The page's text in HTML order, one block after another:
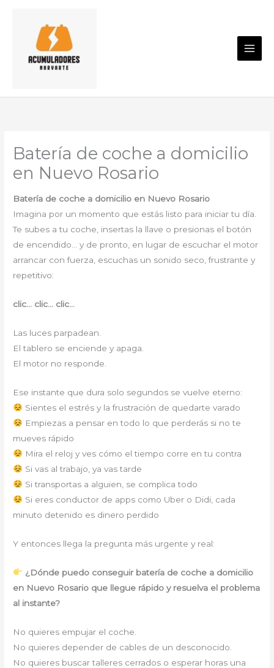
contenido
Batería de coche a domicilio
en Nuevo Rosario
Batería de coche a domicilio en Nuevo Rosario
Imagina por un momento que estás listo para iniciar tu día.
Te subes a tu coche, insertas la llave o presionas el botón
de encendido… y de pronto, en lugar de escuchar el motor
arrancar con fuerza, escuchas un sonido seco, frustrante y
repetitivo:
clic… clic… clic…
Las luces parpadean.
El tablero se enciende y apaga.
El motor no responde.
Ese instante que dura solo segundos se vuelve eterno:
Sientes el estrés y la frustración de quedarte varado
Empiezas a pensar en todo lo que perderás si no te
mueves rápido
Mira el reloj y ves cómo el tiempo corre en tu contra
Si vas al trabajo, ya vas tarde
Si transportas a alguien, se complica todo
Si eres conductor de apps como Uber o Didi, cada
minuto detenido es dinero perdido
Y entonces llega la pregunta más urgente y real:
¿Dónde puedo conseguir batería de coche a domicilio
en Nuevo Rosario que llegue rápido y resuelva el problema
al instante?
No quieres empujar el coche.
No quieres depender de cables de un desconocido.
No quieres buscar talleres cerrados o esperar horas una